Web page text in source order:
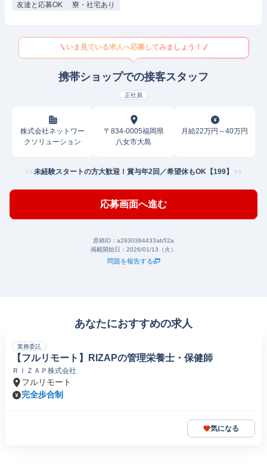
友達と応募OK
寮・社宅あり
いま見ている求人へ応募してみましょう！
携帯ショップでの接客スタッフ
正社員
株式会社ネットワー
クソリューション
〒834-0005福岡県
八女市大島
月給22万円～40万円
未経験スタートの方大歓迎！賞与年2回／希望休もOK【199】
応募画面へ進む
原稿ID： a2930384433ab52a
掲載開始日： 2026/01/13（火）
問題を報告する
あなたにおすすめの求人
業務委託
【フルリモート】RIZAPの管理栄養士・保健師
ＲＩＺＡＰ株式会社
フルリモート
完全歩合制
気になる